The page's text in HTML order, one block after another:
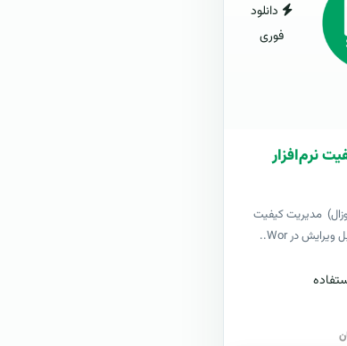
دانلود
فوری
نرم‌افزار
مدیریت کیفیت